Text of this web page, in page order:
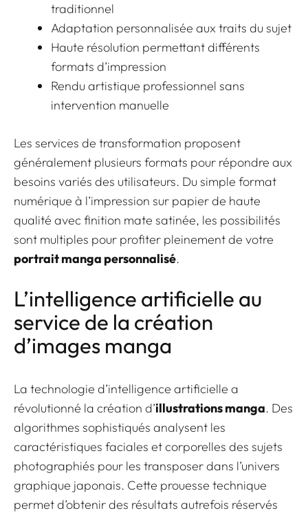
traditionnel
Adaptation personnalisée aux traits du sujet
Haute résolution permettant différents
formats d’impression
Rendu artistique professionnel sans
intervention manuelle
Les services de transformation proposent
généralement plusieurs formats pour répondre aux
besoins variés des utilisateurs. Du simple format
numérique à l’impression sur papier de haute
qualité avec finition mate satinée, les possibilités
sont multiples pour profiter pleinement de votre
portrait manga personnalisé.
L’intelligence artificielle au
service de la création
d’images manga
La technologie d’intelligence artificielle a
révolutionné la création d’illustrations manga. Des
algorithmes sophistiqués analysent les
caractéristiques faciales et corporelles des sujets
photographiés pour les transposer dans l’univers
graphique japonais. Cette prouesse technique
permet d’obtenir des résultats autrefois réservés